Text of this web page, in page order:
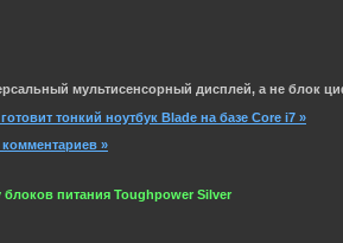
мультисенсорный дисплей, а не блок
тонкий ноутбук Blade на базе Core i7 »
комментариев »
питания Toughpower Silver